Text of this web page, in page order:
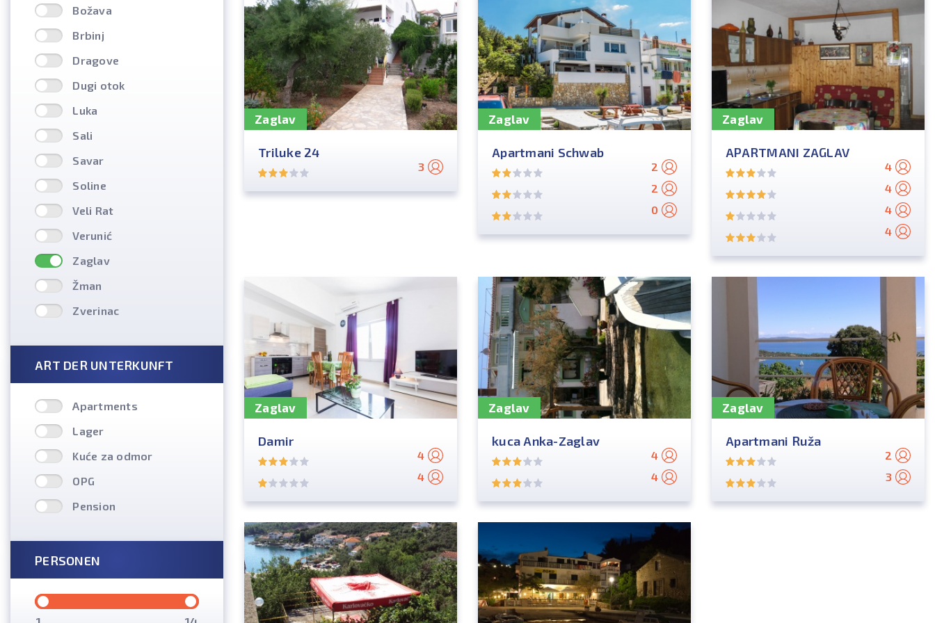
Božava
Brbinj
Dragove
Dugi otok
Luka
Sali
Savar
Soline
Veli Rat
Verunić
Zaglav
Žman
Zverinac
ART DER UNTERKUNFT
Apartments
Lager
Kuće za odmor
OPG
Pension
PERSONEN
Zaglav
Triluke 24
3
Zaglav
Apartmani Schwab
2
2
0
Zaglav
APARTMANI ZAGLAV
4
4
4
4
Zaglav
Damir
4
4
Zaglav
kuca Anka-Zaglav
4
4
Zaglav
Apartmani Ruža
2
3